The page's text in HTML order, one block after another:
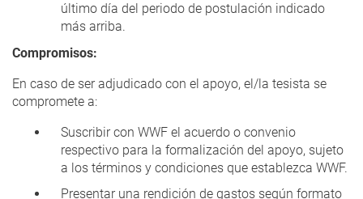
último día del periodo de postulación indicado
más arriba.
Compromisos:
En caso de ser adjudicado con el apoyo, el/la tesista se
compromete a:
Suscribir con WWF el acuerdo o convenio
respectivo para la formalización del apoyo, sujeto
a los términos y condiciones que establezca WWF.
Presentar una rendición de gastos según formato